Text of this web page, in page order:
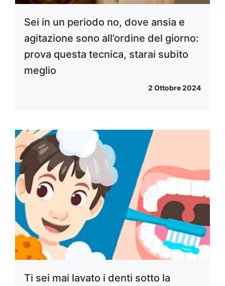
Sei in un periodo no, dove ansia e
agitazione sono all’ordine del giorno:
prova questa tecnica, starai subito
meglio
2 Ottobre 2024
Ti sei mai lavato i denti sotto la